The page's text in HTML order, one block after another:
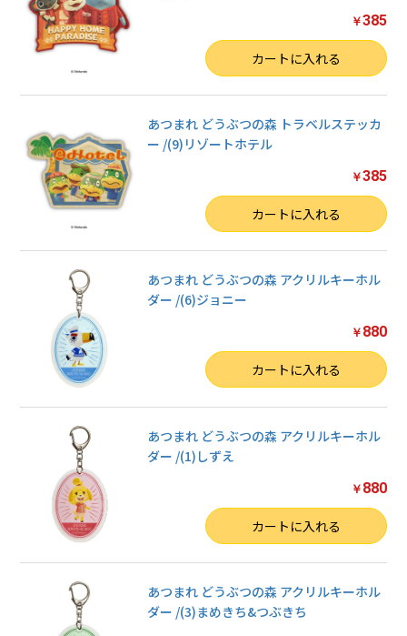
￥385
カートに入れる
あつまれ どうぶつの森 トラベルステッカ
ー /(9)リゾートホテル
￥385
カートに入れる
あつまれ どうぶつの森 アクリルキーホル
ダー /(6)ジョニー
￥ 880
カートに入れる
あつまれ どうぶつの森 アクリルキーホル
ダー /(1)しずえ
￥ 880
カートに入れる
あつまれ どうぶつの森 アクリルキーホル
ダー /(3)まめきち&つぶきち